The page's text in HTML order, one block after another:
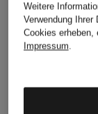
Weitere
Verwendung Ihrer
Cookies erheben,
Impressum.